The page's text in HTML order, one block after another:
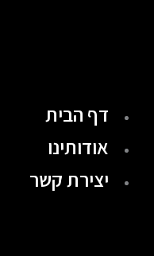
דף הבית
אודותינו
יצירת קשר